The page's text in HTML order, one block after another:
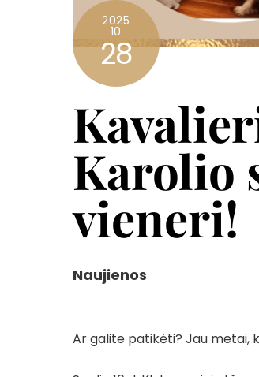
2025
10
28
Karolio
vieneri!
Naujienos
Ar galite patikėti? Jau metai,